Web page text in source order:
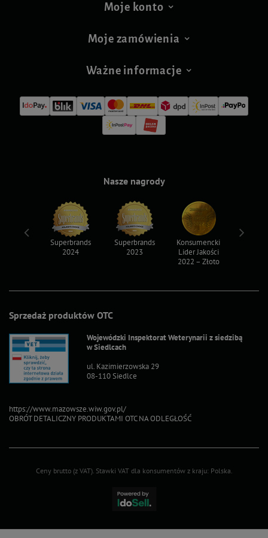
Moje konto
Moje zamówienia
Ważne informacje
Sprzedaż produktów OTC
Wojewódzki Inspektorat Weterynarii z siedzibą
w Siedlcach
ul. Kazimierzowska 29
08-110 Siedlce
https://www.mazowsze.wiw.gov.pl/
OBRÓT DETALICZNY PRODUKTAMI OTC NA ODLEGŁOŚĆ
Nasze nagrody
Superbrands
2024
Superbrands
2023
Konsumencki
Lider Jakości
2022 – Złoto
Ceny brutto (z VAT). Stawki VAT dla konsumentów z kraju: Polska